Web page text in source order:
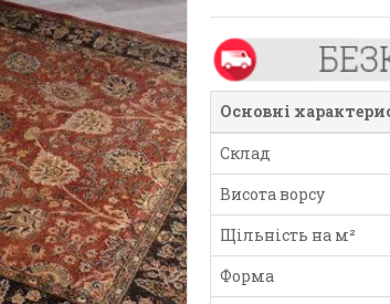
Основні
Склад
Висота ворсу
Щільність на м²
Форма